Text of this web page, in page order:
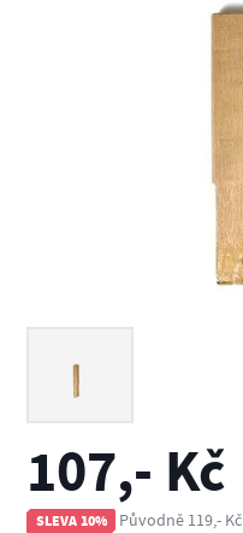
107,- Kč
SLEVA 10% Původně 119,- Kč